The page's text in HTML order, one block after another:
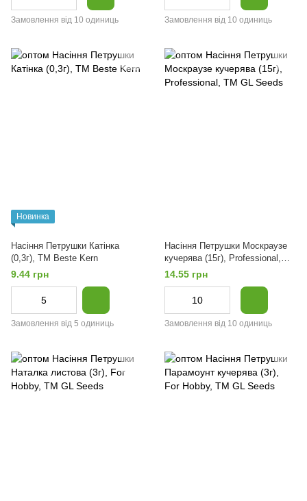
Замовлення від 10 одиниць Замовлення від 10 одиниць
Новинка
Насіння Петрушки Катінка
(0,3г), ТМ Bestе Kern
9.44 грн
Замовлення від 5 одиниць
Насіння Петрушки Москраузе
кучерява (15г), Professional,
TM GL Seeds
14.55 грн
Замовлення від 10 одиниць